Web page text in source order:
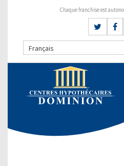
Chaque franchise est
Français